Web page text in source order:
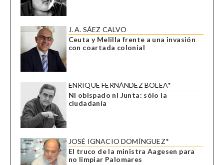
J. A. SÁEZ CALVO
Ceuta y Melilla frente a una invasión
con coartada colonial
ENRIQUE FERNÁNDEZ BOLEA*
Ni obispado ni Junta: sólo la
ciudadanía
JOSÉ IGNACIO DOMÍNGUEZ*
El truco de la ministra Aagesen para
no limpiar Palomares